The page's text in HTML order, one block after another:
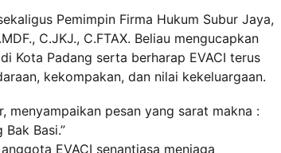
Pemimpin Firma Hukum Subur Jaya,
C.JKJ., C.FTAX. Beliau mengucapkan
Kota Padang serta berharap EVACI terus
kekompakan, dan nilai kekeluargaan.
menyampaikan pesan yang sarat makna :
Basi.”
EVACI senantiasa menjaga